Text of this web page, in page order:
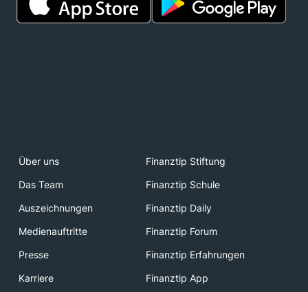
Über uns
Finanztip Stiftung
Das Team
Finanztip Schule
Auszeichnungen
Finanztip Daily
Medienauftritte
Finanztip Forum
Presse
Finanztip Erfahrungen
Karriere
Finanztip App